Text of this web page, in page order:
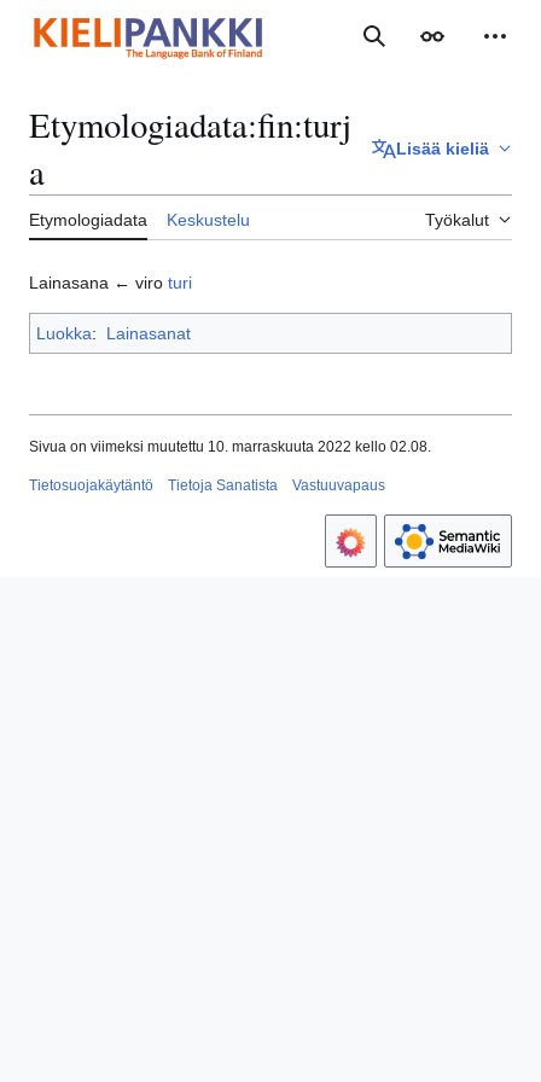
sisältöön
Haku Ulkoasu
Etymologiadata:fin:turj
a
Lisää kieliä
Etymologiadata Keskustelu Työkalut
Lainasana ← viro turi
Luokka: Lainasanat
Sivua on viimeksi muutettu 10. marraskuuta 2022 kello 02.08.
Tietosuojakäytäntö Tietoja Sanatista Vastuuvapaus